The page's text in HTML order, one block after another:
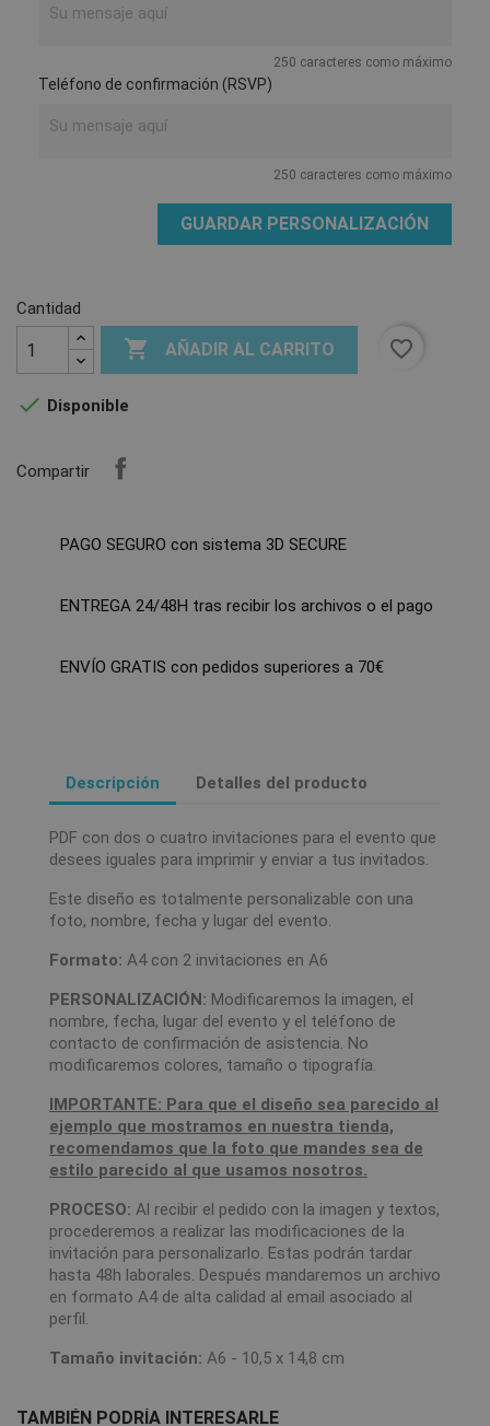
250 caracteres como máximo
Teléfono de confirmación (RSVP)
250 caracteres como máximo
GUARDAR PERSONALIZACIÓN
Cantidad
 AÑADIR AL CARRITO favorite_border
 Disponible
Compartir
PAGO SEGURO con sistema 3D SECURE
ENTREGA 24/48H tras recibir los archivos o el pago
ENVÍO GRATIS con pedidos superiores a 70€
Descripción Detalles del producto
PDF con dos o cuatro invitaciones para el evento que
desees iguales para imprimir y enviar a tus invitados.
Este diseño es totalmente personalizable con una
foto, nombre, fecha y lugar del evento.
Formato: A4 con 2 invitaciones en A6
PERSONALIZACIÓN: Modificaremos la imagen, el
nombre, fecha, lugar del evento y el teléfono de
contacto de confirmación de asistencia. No
modificaremos colores, tamaño o tipografía.
IMPORTANTE: Para que el diseño sea parecido al
ejemplo que mostramos en nuestra tienda,
recomendamos que la foto que mandes sea de
estilo parecido al que usamos nosotros.
PROCESO: Al recibir el pedido con la imagen y textos,
procederemos a realizar las modificaciones de la
invitación para personalizarlo. Estas podrán tardar
hasta 48h laborales. Después mandaremos un archivo
en formato A4 de alta calidad al email asociado al
perfil.
Tamaño invitación: A6 - 10,5 x 14,8 cm
TAMBIÉN PODRÍA INTERESARLE